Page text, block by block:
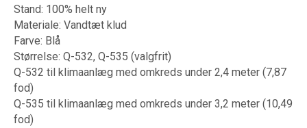
Stand: 100% helt ny
Materiale: Vandtæt klud
Farve: Blå
Størrelse: Q-532, Q-535 (valgfrit)
Q-532 til klimaanlæg med omkreds under 2,4 meter (7,87
fod)
Q-535 til klimaanlæg med omkreds under 3,2 meter (10,49
fod)